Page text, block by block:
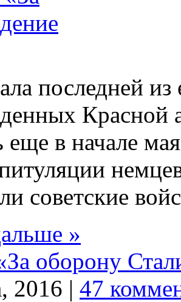
последней
Красной
еще в начале
советские
»
оборону
2016 | 47